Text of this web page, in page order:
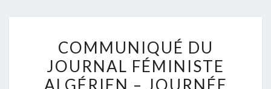
»
DU
JOURNAL
FÉMINISTE
COMMUNIQUÉ DU
JOURNAL FÉMINISTE
ALGÉRIEN – JOURNÉE